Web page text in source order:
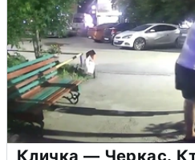
Кличка — Черкас.